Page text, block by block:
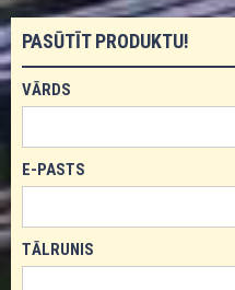
PASŪTĪT PRODUKTU!
VĀRDS
E-PASTS
TĀLRUNIS